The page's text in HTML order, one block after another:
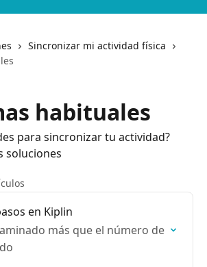
Sincronizar mi actividad física
habituales
para sincronizar tu actividad?
soluciones
en Kiplin
más que el número de